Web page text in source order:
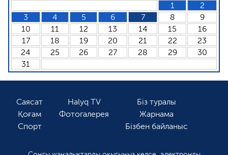
1
2
3
4 5 6 7 8
9
10
11 12 13 14 15
16
17
18 19 20 21 22
23
24
25 26 27 28 29
30
31
Саясат
Қоғам
Спорт
Halyq TV
Фотогалерея
Біз туралы
Жарнама
Бізбен байланыс